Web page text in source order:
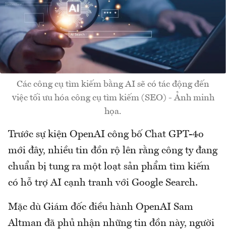
Các công cụ tìm kiếm bằng AI sẽ có tác động đến
việc tối ưu hóa công cụ tìm kiếm (SEO) - Ảnh minh
họa.
Trước sự kiện OpenAI công bố Chat GPT-4o
mới đây, nhiều tin đồn rộ lên rằng công ty đang
chuẩn bị tung ra một loạt sản phẩm tìm kiếm
có hỗ trợ AI cạnh tranh với Google Search.
Mặc dù Giám đốc điều hành OpenAI Sam
Altman đã phủ nhận những tin đồn này, người